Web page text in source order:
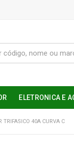
ELETRONICA E
TRIFASICO 40A CURVA C